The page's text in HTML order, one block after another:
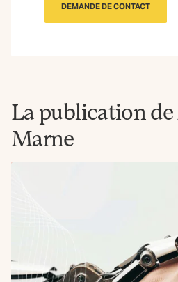
DEMANDE DE CONTACT
La publication
Marne